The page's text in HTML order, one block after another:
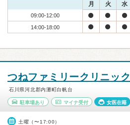
月 火 水
09:00-12:00
14:00-18:00
つねファミリークリニック
石川県河北郡内灘町白帆台
駐車場あり マイナ受付 女医在籍
土曜（〜17:00）